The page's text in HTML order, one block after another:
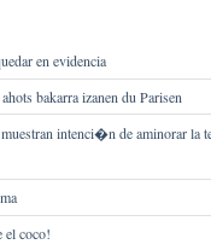
en evidencia
bakarra izanen du Parisen
intenci�n de aminorar la
coco!